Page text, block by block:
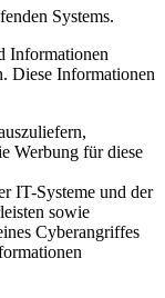
Systems.
Informationen
Diese Informationen
Werbung für diese
IT-Systeme und der
sowie
Cyberangriffes